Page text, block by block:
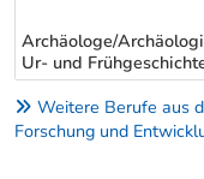
Archäologe/
Ur- und
Weitere Berufe aus
Forschung und